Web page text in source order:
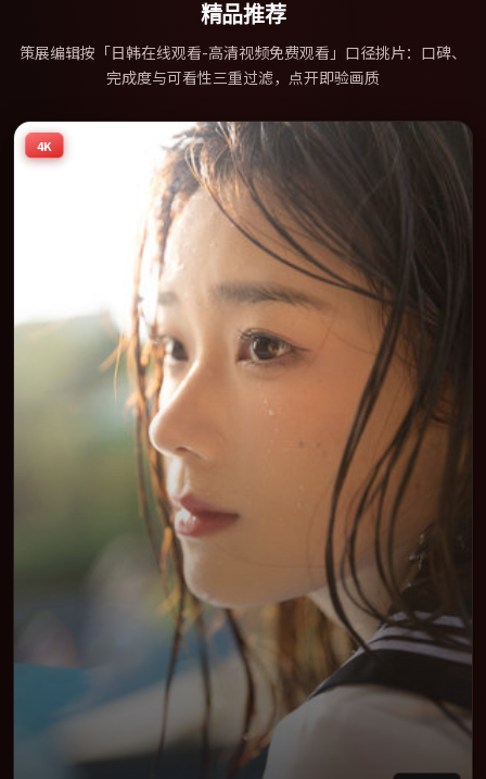
精品推荐
策展编辑按「日韩在线观看-高清视频免费观看」口径挑片：口碑、
完成度与可看性三重过滤，点开即验画质
4K